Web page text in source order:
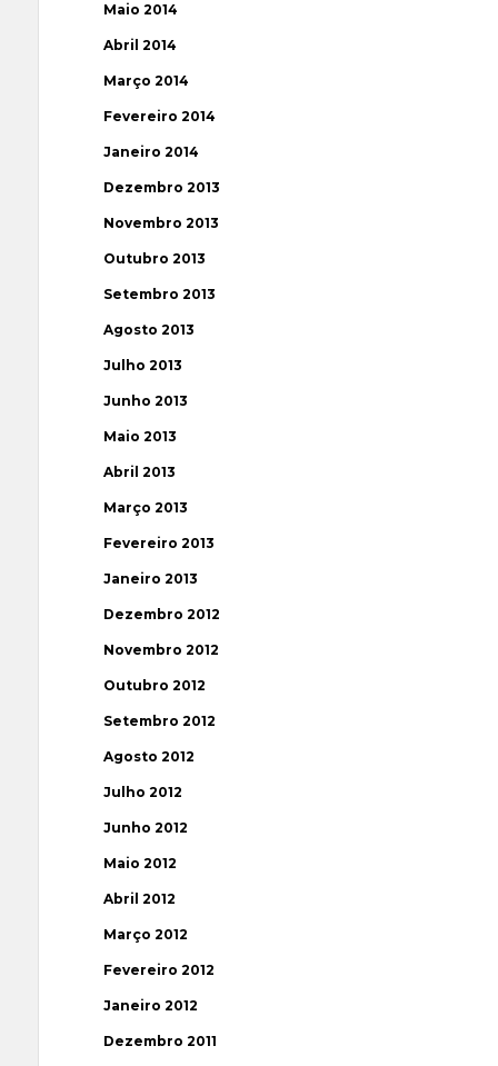
Maio 2014
Abril 2014
Março 2014
Fevereiro 2014
Janeiro 2014
Dezembro 2013
Novembro 2013
Outubro 2013
Setembro 2013
Agosto 2013
Julho 2013
Junho 2013
Maio 2013
Abril 2013
Março 2013
Fevereiro 2013
Janeiro 2013
Dezembro 2012
Novembro 2012
Outubro 2012
Setembro 2012
Agosto 2012
Julho 2012
Junho 2012
Maio 2012
Abril 2012
Março 2012
Fevereiro 2012
Janeiro 2012
Dezembro 2011